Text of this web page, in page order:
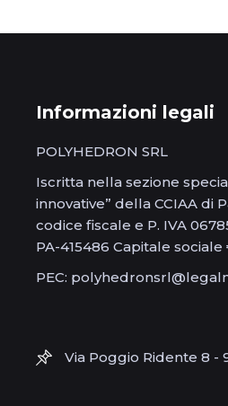
Informazioni legali
POLYHEDRON SRL
Iscritta nella sezione
innovative” della CCIAA di
codice fiscale e P. IVA
PA-415486 Capitale sociale
PEC:
Via Poggio Ridente 8 -